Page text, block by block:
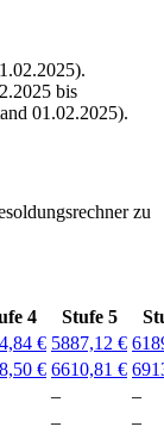
.
bis
01.02.2025).
zu
4 Stufe 5
€ 5887,12 €
€ 6610,81 €
–
–
–
–